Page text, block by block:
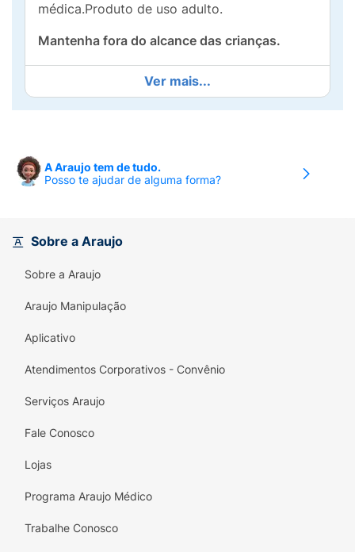
médica.Produto de uso adulto.
Mantenha fora do alcance das crianças.
Ver mais...
A Araujo tem de tudo.
Posso te ajudar de alguma forma?
Sobre a Araujo
Sobre a Araujo
Araujo Manipulação
Aplicativo
Atendimentos Corporativos - Convênio
Serviços Araujo
Fale Conosco
Lojas
Programa Araujo Médico
Trabalhe Conosco